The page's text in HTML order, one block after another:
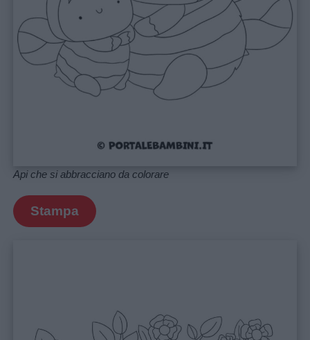
Api che si abbracciano da colorare
Stampa